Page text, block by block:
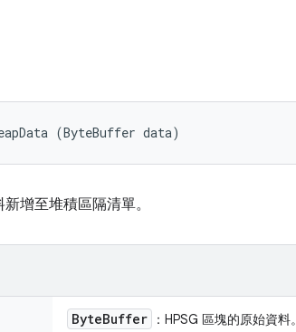
(ByteBuffer data)
增至堆積區隔清單。
ByteBuffer ：HPSG 區塊的原始資料。